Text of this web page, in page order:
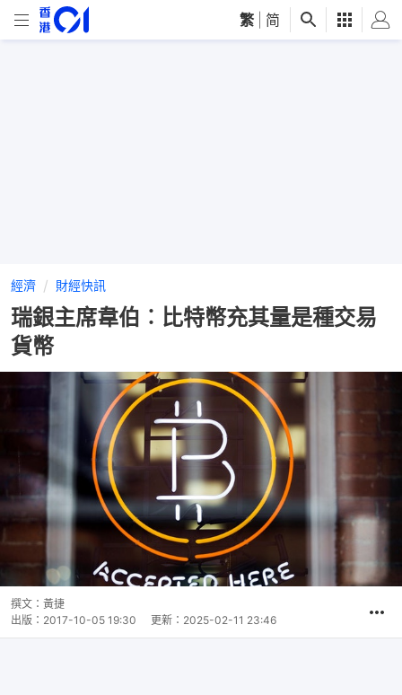
繁 简
經濟 財經快訊
瑞銀主席韋伯︰比特幣充其量是種交易
貨幣
撰文： 黃捷
出版： 2017-10-05 19:30 更新： 2025-02-11 23:46